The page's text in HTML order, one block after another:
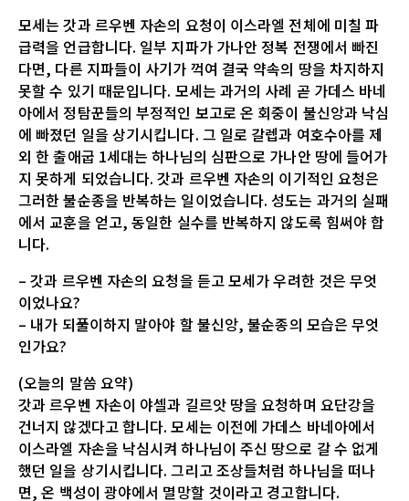
모세는 갓과 르우벤 자손의 요청이 이스라엘 전체에 미칠 파
급력을 언급합니다. 일부 지파가 가나안 정복 전쟁에서 빠진
다면, 다른 지파들이 사기가 꺽여 결국 약속의 땅을 차지하지
못할 수 있기 때문입니다. 모세는 과거의 사례 곧 가데스 바네
아에서 정탐꾼들의 부정적인 보고로 온 회중이 불신앙과 낙심
에 빠졌던 일을 상기시킵니다. 그 일로 갈렙과 여호수아를 제
외 한 출애굽 1세대는 하나님의 심판으로 가나안 땅에 들어가
지 못하게 되었습니다. 갓과 르우벤 자손의 이기적인 요청은
그러한 불순종을 반복하는 일이었습니다. 성도는 과거의 실패
에서 교훈을 얻고, 동일한 실수를 반복하지 않도록 힘써야 합
니다.
– 갓과 르우벤 자손의 요청을 듣고 모세가 우려한 것은 무엇
이었나요?
– 내가 되풀이하지 말아야 할 불신앙, 불순종의 모습은 무엇
인가요?
(오늘의 말씀 요약)
갓과 르우벤 자손이 야셀과 길르앗 땅을 요청하며 요단강을
건너지 않겠다고 합니다. 모세는 이전에 가데스 바네아에서
이스라엘 자손을 낙심시켜 하나님이 주신 땅으로 갈 수 없게
했던 일을 상기시킵니다. 그리고 조상들처럼 하나님을 떠나
면, 온 백성이 광야에서 멸망할 것이라고 경고합니다.